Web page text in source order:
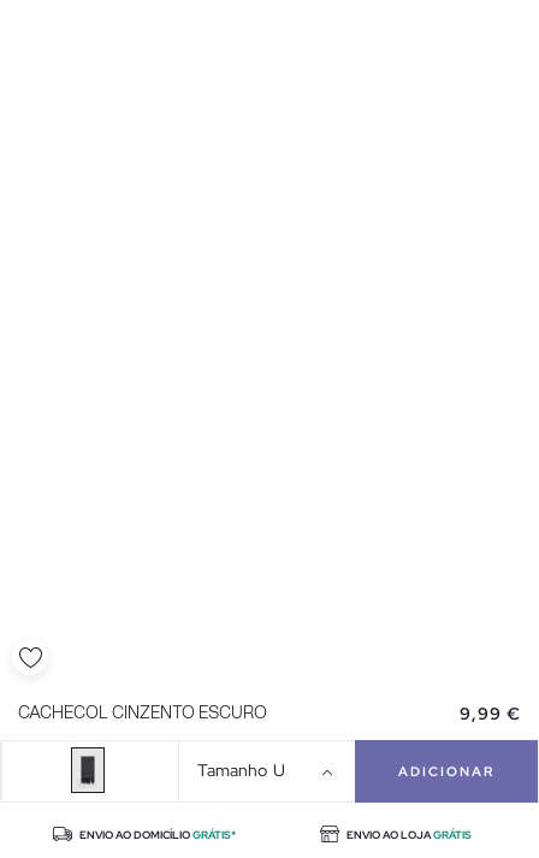
CACHECOL CINZENTO ESCURO 9,99 €
Tamanho U ADICIONAR
ENVIO AO DOMICÍLIOGRÁTIS* ENVIO AO LOJAGRÁTIS